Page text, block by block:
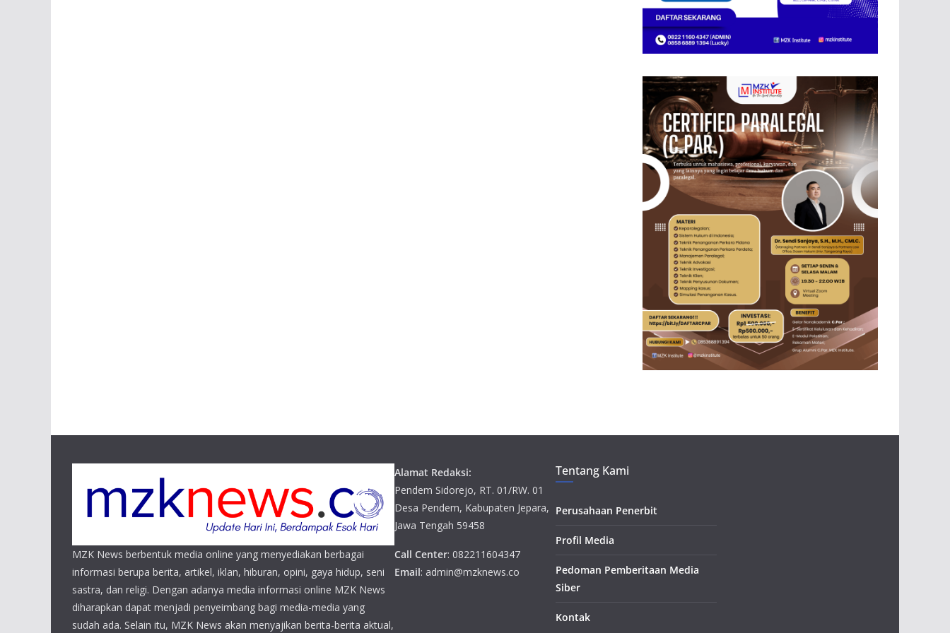
MZK News berbentuk media online yang menyediakan berbagai
informasi berupa berita, artikel, iklan, hiburan, opini, gaya hidup, seni
sastra, dan religi. Dengan adanya media informasi online MZK News
diharapkan dapat menjadi penyeimbang bagi media-media yang
sudah ada. Selain itu, MZK News akan menyajikan berita-berita aktual,
Alamat Redaksi:
Pendem Sidorejo, RT. 01/RW. 01
Desa Pendem, Kabupaten Jepara,
Jawa Tengah 59458
Call Center: 082211604347
Email: admin@mzknews.co
Tentang Kami
Perusahaan Penerbit
Profil Media
Pedoman Pemberitaan Media
Siber
Kontak